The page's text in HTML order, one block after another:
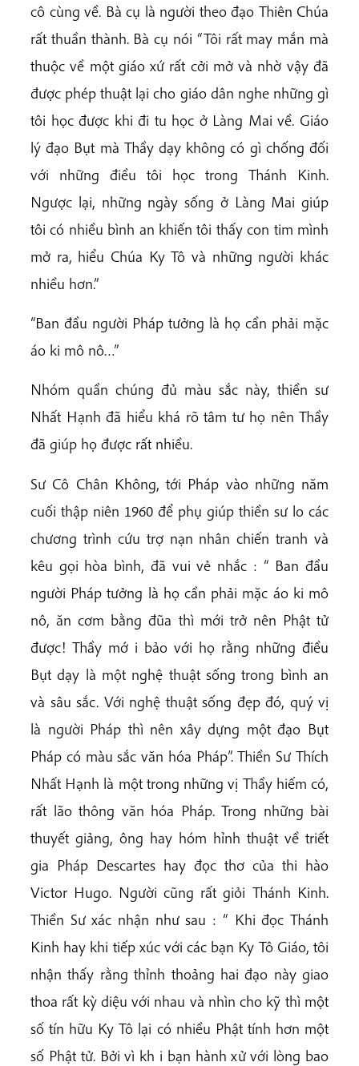
cô cùng về. Bà cụ là người theo đạo Thiên Chúa
rất thuần thành. Bà cụ nói “Tôi rất may mắn mà
thuộc về một giáo xứ rất cởi mở và nhờ vậy đã
được phép thuật lại cho giáo dân nghe những gì
tôi học được khi đi tu học ở Làng Mai về. Giáo
lý đạo Bụt mà Thầy dạy không có gì chống đối
với những điều tôi học trong Thánh Kinh.
Ngược lại, những ngày sống ở Làng Mai giúp
tôi có nhiều bình an khiến tôi thấy con tim mình
mở ra, hiểu Chúa Ky Tô và những người khác
nhiều hơn.”
“Ban đầu người Pháp tưởng là họ cần phải mặc
áo ki mô nô…”
Nhóm quần chúng đủ màu sắc này, thiền sư
Nhất Hạnh đã hiểu khá rõ tâm tư họ nên Thầy
đã giúp họ được rất nhiều.
Sư Cô Chân Không, tới Pháp vào những năm
cuối thập niên 1960 để phụ giúp thiền sư lo các
chương trình cứu trợ nạn nhân chiến tranh và
kêu gọi hòa bình, đã vui vẻ nhắc : “ Ban đầu
người Pháp tưởng là họ cần phải mặc áo ki mô
nô, ăn cơm bằng đũa thì mới trở nên Phật tử
được! Thầy mớ i bảo với họ rằng những điều
Bụt dạy là một nghệ thuật sống trong bình an
và sâu sắc. Với nghệ thuật sống đẹp đó, quý vị
là người Pháp thì nên xây dựng một đạo Bụt
Pháp có màu sắc văn hóa Pháp”. Thiền Sư Thích
Nhất Hạnh là một trong những vị Thầy hiếm có,
rất lão thông văn hóa Pháp. Trong những bài
thuyết giảng, ông hay hóm hỉnh thuật về triết
gia Pháp Descartes hay đọc thơ của thi hào
Victor Hugo. Người cũng rất giỏi Thánh Kinh.
Thiền Sư xác nhận như sau : “ Khi đọc Thánh
Kinh hay khi tiếp xúc với các bạn Ky Tô Giáo, tôi
nhận thấy rằng thỉnh thoảng hai đạo này giao
thoa rất kỳ diệu với nhau và nhìn cho kỹ thì một
số tín hữu Ky Tô lại có nhiều Phật tính hơn một
số Phật tử. Bởi vì kh i bạn hành xử với lòng bao